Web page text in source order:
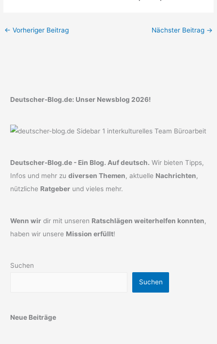
← Vorheriger Beitrag Nächster Beitrag →
Deutscher-Blog.de: Unser Newsblog 2026!
Deutscher-Blog.de - Ein Blog. Auf deutsch. Wir bieten Tipps,
Infos und mehr zudiversen Themen, aktuelle Nachrichten,
nützliche Ratgeber und vieles mehr.
Wenn wir dir mit unseren Ratschlägen weiterhelfen konnten,
haben wir unsere Mission erfüllt!
Suchen
Suchen
Neue Beiträge